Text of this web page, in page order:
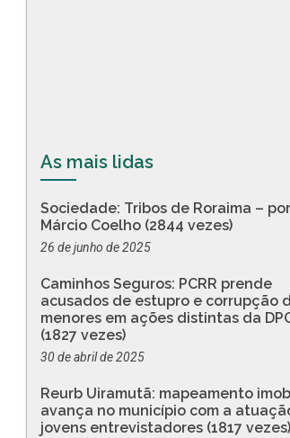
As mais lidas
Sociedade: Tribos de Roraima – por
Márcio Coelho (2844 vezes)
26 de junho de 2025
Caminhos Seguros: PCRR prende
acusados de estupro e corrupção
menores em ações distintas da
(1827 vezes)
30 de abril de 2025
Reurb Uiramutã: mapeamento
avança no município com a
jovens entrevistadores (1817 vezes)